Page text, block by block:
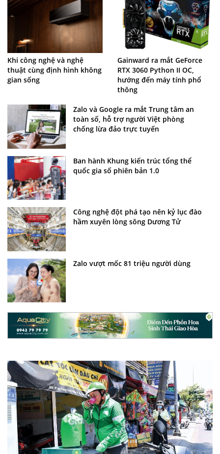
Khi công nghệ và nghệ
thuật cùng định hình không
gian sống
Gainward ra mắt GeForce
RTX 3060 Python II OC,
hướng đến máy tính phổ
thông
Zalo và Google ra mắt Trung tâm an
toàn số, hỗ trợ người Việt phòng
chống lừa đảo trực tuyến
Ban hành Khung kiến trúc tổng thể
quốc gia số phiên bản 1.0
Công nghệ đột phá tạo nên kỷ lục đào
hầm xuyên lòng sông Dương Tử
Zalo vượt mốc 81 triệu người dùng